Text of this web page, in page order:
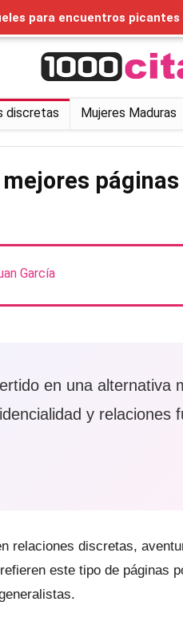
discretas Mujeres Maduras
García
en una alternativa
y relaciones
relaciones discretas,
este tipo de páginas
para encuentros